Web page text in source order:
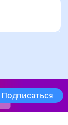
Подписаться